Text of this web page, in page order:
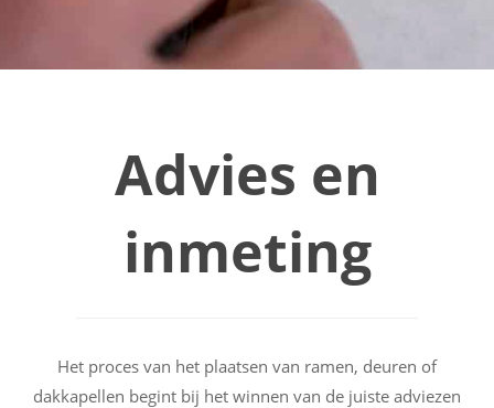
Advies en
inmeting
Het proces van het plaatsen van ramen, deuren of
dakkapellen begint bij het winnen van de juiste adviezen